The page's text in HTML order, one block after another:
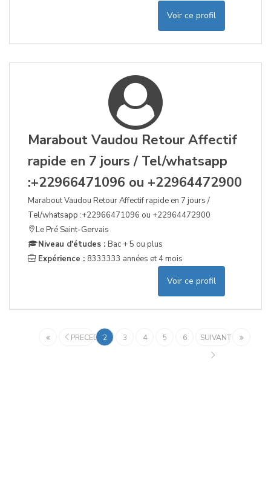
Voir ce profil
Marabout Vaudou Retour Affectif
rapide en 7 jours / Tel/whatsapp
:+22966471096 ou +22964472900
Marabout Vaudou Retour Affectif rapide en 7 jours /
Tel/whatsapp :+22966471096 ou +22964472900
Le Pré Saint-Gervais
Niveau d'études : Bac + 5 ou plus
Expérience : 8333333 années et 4 mois
Voir ce profil
PRECEDENT
2 3 4 5 6 SUIVANT